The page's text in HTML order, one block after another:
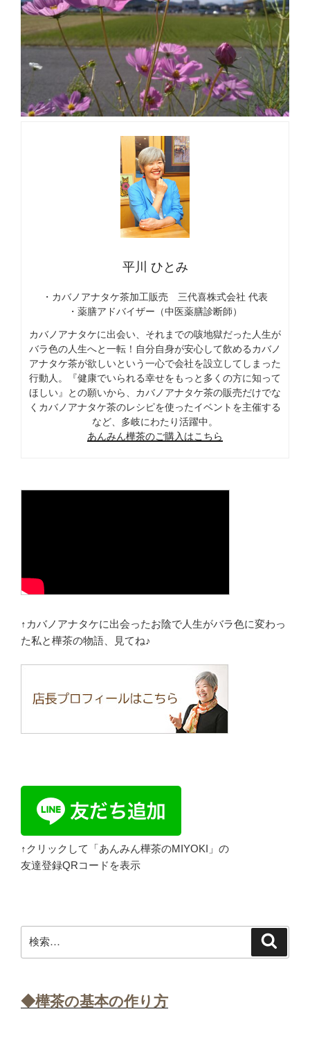
平川 ひとみ
・カバノアナタケ茶加工販売 三代喜株式会社 代表
・薬膳アドバイザー（中医薬膳診断師）
カバノアナタケに出会い、それまでの咳地獄だった人生が
バラ色の人生へと一転！自分自身が安心して飲めるカバノ
アナタケ茶が欲しいという一心で会社を設立してしまった
行動人。『健康でいられる幸せをもっと多くの方に知って
ほしい』との願いから、カバノアナタケ茶の販売だけでな
くカバノアナタケ茶のレシピを使ったイベントを主催する
など、多岐にわたり活躍中。
あんみん樺茶のご購入はこちら
↑カバノアナタケに出会ったお陰で人生がバラ色に変わっ
た私と樺茶の物語、見てね♪
↑クリックして「あんみん樺茶のMIYOKI」の
友達登録QRコードを表示
索:
◆樺茶の基本の作り方